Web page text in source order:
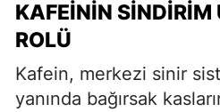
KAFEININ SINDIRIM
ROLÜ
Kafein, merkezi sinir
yanında bağırsak